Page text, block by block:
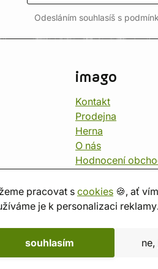
pracovat s cookies 🍪, ať
je k personalizaci
souhlasím
Odesláním souhlasíš s
imago
Kontakt
Prodejna
Herna
O nás
Hodnocení
Kalendář
imago.blog